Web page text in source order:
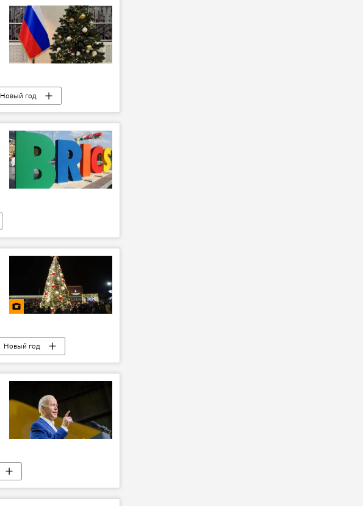
Новый год
Новый год